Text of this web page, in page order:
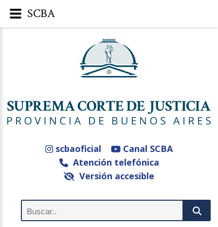
scbaoficial
Canal SCBA
Atención telefónica
Versión accesible
SCBA